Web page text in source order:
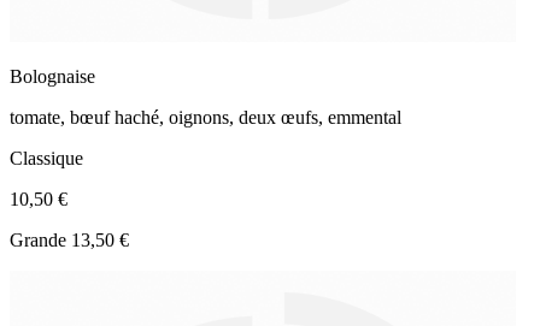
Bolognaise
tomate, bœuf haché, oignons, deux œufs, emmental
Classique
10,50 €
Grande 13,50 €